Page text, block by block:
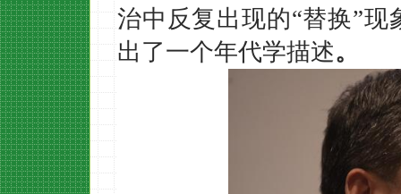
治中反复出现的“替换”
出了一个年代学描述。